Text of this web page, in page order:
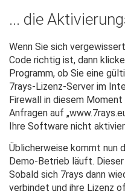
... die
Wenn Sie sich
Code richtig ist, dann
Programm, ob Sie eine
7rays-Lizenz-Server im
Firewall in diesem
Anfragen auf
Ihre Software nicht
Üblicherweise kommt nun
Demo-Betrieb läuft.
Sobald sich 7rays dann
verbindet und ihre Lizenz